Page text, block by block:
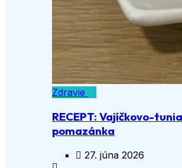
Zdravie
RECEPT: Vajíčkovo-
pomazánka
27. júna 2026